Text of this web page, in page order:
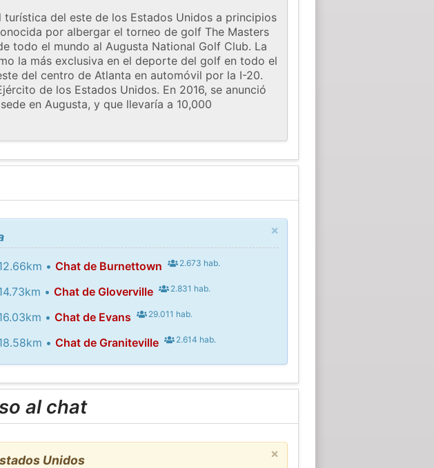
del este de los Estados Unidos a principios
por albergar el torneo de golf The Masters
todo el mundo al Augusta National Golf Club. La
la más exclusiva en el deporte del golf en todo el
del centro de Atlanta en automóvil por la I-20.
de los Estados Unidos. En 2016, se anunció
en Augusta, y que llevaría a 10,000
×
•Chat de Burnettown 2.673 hab.
•Chat de Gloverville 2.831 hab.
•Chat de Evans 29.011 hab.
•Chat de Graniteville 2.614 hab.
al chat
×
Unidos